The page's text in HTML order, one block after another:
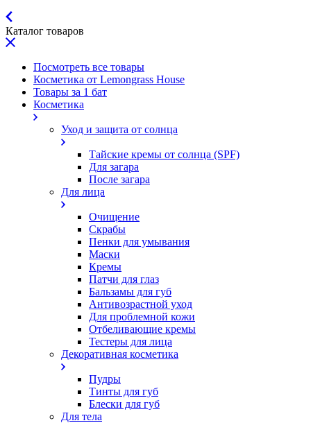
Каталог товаров
Посмотреть все товары
Косметика от Lemongrass House
Товары за 1 бат
Косметика
Уход и защита от солнца
Тайские кремы от солнца (SPF)
Для загара
После загара
Для лица
Очищение
Скрабы
Пенки для умывания
Маски
Кремы
Патчи для глаз
Бальзамы для губ
Антивозрастной уход
Для проблемной кожи
Oтбеливающие кремы
Тестеры для лица
Декоративная косметика
Пудры
Тинты для губ
Блески для губ
Для тела